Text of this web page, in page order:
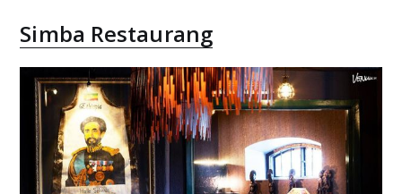
Simba Restaurang